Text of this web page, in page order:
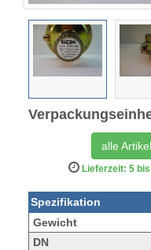
alle
Lieferzeit: 5
Spezifikation
Gewicht
DN